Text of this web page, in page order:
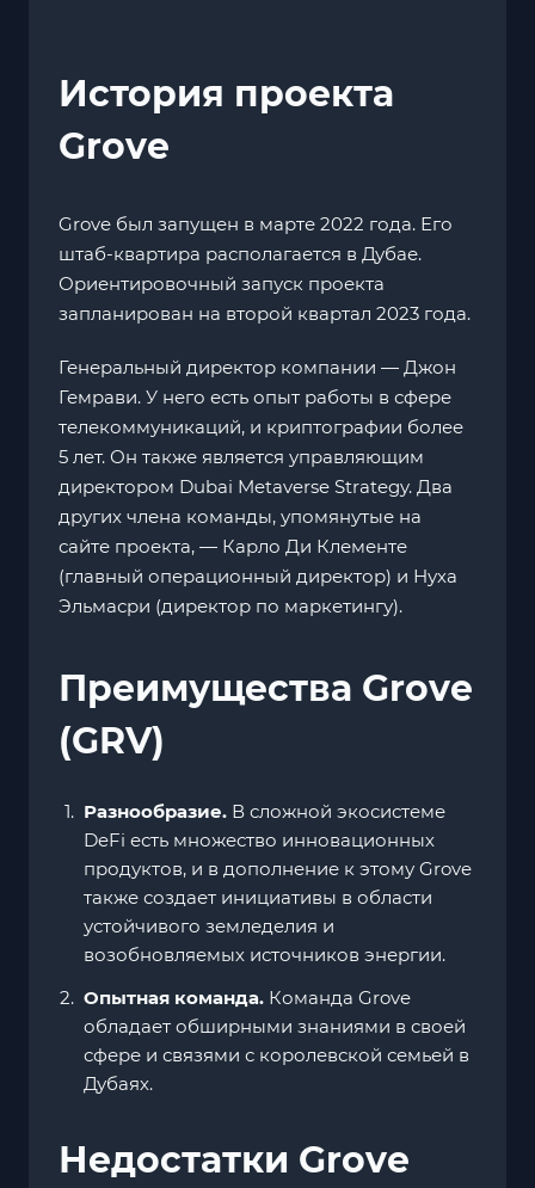
История проекта
Grove
Grove был запущен в марте 2022 года. Его
штаб-квартира располагается в Дубае.
Ориентировочный запуск проекта
запланирован на второй квартал 2023 года.
Генеральный директор компании — Джон
Гемрави. У него есть опыт работы в сфере
телекоммуникаций, и криптографии более
5 лет. Он также является управляющим
директором Dubai Metaverse Strategy. Два
других члена команды, упомянутые на
сайте проекта, — Карло Ди Клементе
(главный операционный директор) и Нуха
Эльмасри (директор по маркетингу).
Преимущества Grove
(GRV)
Разнообразие. В сложной экосистеме
DeFi есть множество инновационных
продуктов, и в дополнение к этому Grove
также создает инициативы в области
устойчивого земледелия и
возобновляемых источников энергии.
Опытная команда. Команда Grove
обладает обширными знаниями в своей
сфере и связями с королевской семьей в
Дубаях.
Недостатки Grove